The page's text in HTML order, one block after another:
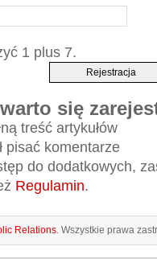
1 plus 7.
się
treść artykułów
pisać komentarze
do dodatkowych,
Regulamin.
Relations. Wszystkie prawa